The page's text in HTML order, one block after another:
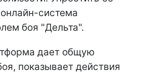
система
боя "Дельта".
дает общую
показывает действия